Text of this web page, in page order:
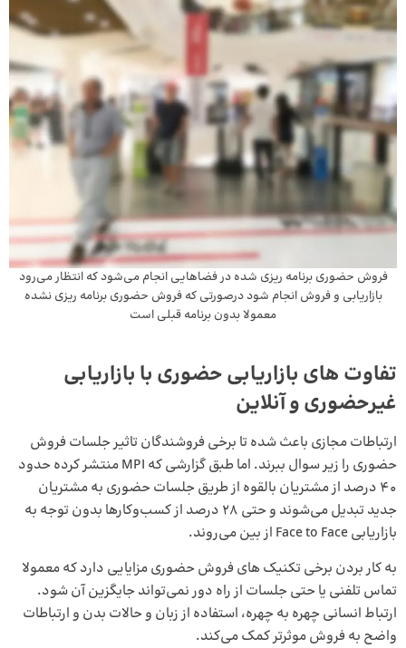
فروش حضوری برنامه ریزی شده در فضاهایی انجام می‌شود که انتظار می‌رود
بازاریابی و فروش انجام شود درصورتی که فروش حضوری برنامه ریزی نشده
معمولا بدون برنامه قبلی است
تفاوت‌ های بازاریابی حضوری با بازاریابی
غیرحضوری و آنلاین
ارتباطات مجازی باعث شده تا برخی فروشندگان تاثیر جلسات فروش
حضوری را زیر سوال ببرند. اما طبق گزارشی که MPI منتشر کرده حدود
40 درصد از مشتریان بالقوه از طریق جلسات حضوری به مشتریان
جدید تبدیل می‌شوند و حتی 28 درصد از کسب‌وکارها بدون توجه به
بازاریابی Face to Face از بین می‌روند.
به کار بردن برخی تکنیک‌ های فروش حضوری مزایایی دارد که معمولا
تماس تلفنی یا حتی جلسات از راه دور نمی‌تواند جایگزین آن شود.
ارتباط انسانی چهره به چهره، استفاده از زبان و حالات بدن و ارتباطات
واضح به فروش موثرتر کمک می‌کند.